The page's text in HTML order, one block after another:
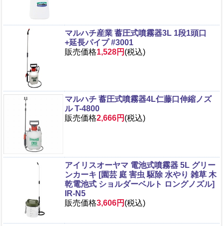
マルハチ産業 蓄圧式噴霧器3L 1段1頭口
+延長パイプ #3001
販売価格1,528円 (税込)
マルハチ 蓄圧式噴霧器4L仁藤口伸縮ノズ
ル T-4800
販売価格2,666円 (税込)
アイリスオーヤマ 電池式噴霧器 5L グリー
ンカーキ [園芸 庭 害虫 駆除 水やり 雑草 木
乾電池式 ショルダーベルト ロングノズル]
IR-N5
販売価格3,606円 (税込)